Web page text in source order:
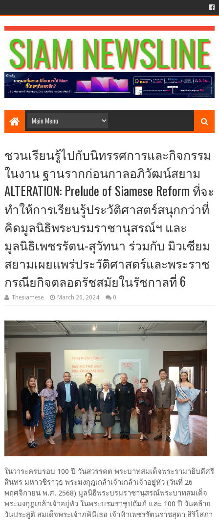
ชวนเรียนรู้ไปกับนิทรรศการและกิจกรรม
ในงาน ฐานรากก่อนกาลอภิวัฒน์สยาม
ALTERATION: Prelude of Siamese Reform ที่จะ
ทำให้การเรียนรู้ประวัติศาสตร์สนุกกว่าที่
คิดมูลนิธิพระบรมราชานุสรณ์ฯ และ
มูลนิธิเพชรรัตน-สุวัทนา ร่วมกับ มิวเซียม
สยามเผยแพร่ประวัติศาสตร์และพระราช
กรณียกิจตลอดรัชสมัยในรัชกาลที่ 6
Thesiamese March 26, 2024 0
ในวาระครบรอบ 100 ปี วันสวรรคต พระบาทสมเด็จพระรามาธิบดีศรี
สินทร มหาวชิราวุธ พระมงกุฎเกล้าเจ้าเกล้าเจ้าอยู่หัว (วันที่ 26
พฤศจิกายน พ.ศ. 2568) มูลนิธิพระบรมราชานุสรณ์พระบาทสมเด็จ
พระมงกุฎเกล้าเจ้าอยู่หัว ในพระบรมราชูปถัมภ์ และ 100 ปี วันคล้าย
วันประสูติ สมเด็จพระเจ้าภคินีเธอ เจ้าฟ้าเพชรรัตนราชสุดา สิริโสภา